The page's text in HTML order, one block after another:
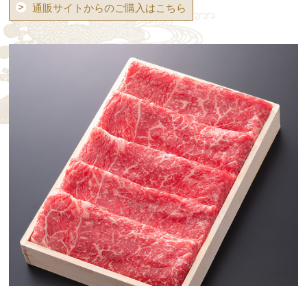
> 通販サイトからのご購入はこちら